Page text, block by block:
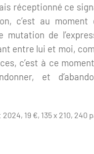
réceptionné ce
c’est au moment
de
entre lui et moi,
c’est à ce
et
19 €, 135 x 210, 240